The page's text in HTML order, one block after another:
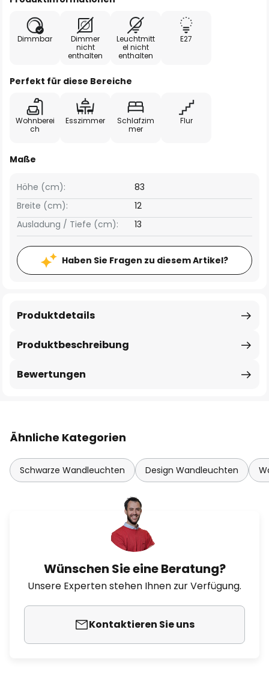
Dimmbar
Dimmer
nicht
enthalten
Leuchtmitt
el nicht
enthalten
E27
Perfekt für diese Bereiche
Wohnberei
ch
Esszimmer
Schlafzim
mer
Flur
Maße
Breite (cm): 12
Höhe (cm): 83
Ausladung / Tiefe (cm): 13
Haben Sie Fragen zu diesem Artikel?
Produktbeschreibung
Produktdetails
Bewertungen
Ähnliche Kategorien
Schwarze Wandleuchten Design Wandleuchten
Wünschen Sie eine Beratung?
Unsere Experten stehen Ihnen zur Verfügung.
Kontaktieren Sie uns